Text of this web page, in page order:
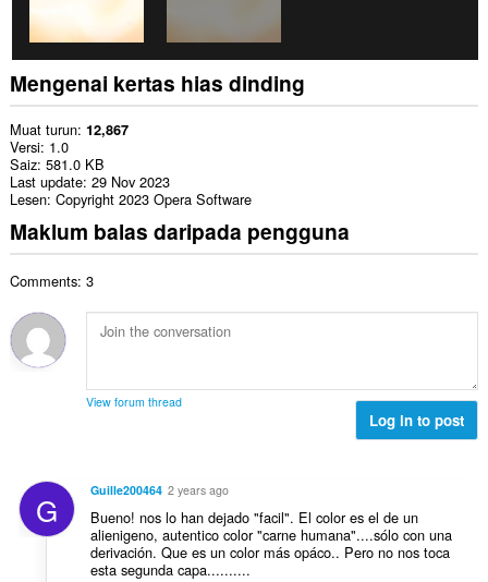
Mengenai kertas hias dinding
Muat turun 12,867
Versi 1.0
Saiz 581.0 KB
Last update 29 Nov 2023
Lesen Copyright 2023 Opera Software
Maklum balas daripada pengguna
Comments: 3
View forum thread
Log in to post
G Guille200464 2 years ago
Bueno! nos lo han dejado "facil". El color es el de un
alienigeno, autentico color "carne humana"....sólo con una
derivación. Que es un color más opáco.. Pero no nos toca
esta segunda capa..........